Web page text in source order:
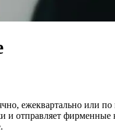
ежеквартально или
и отправляет фирменные